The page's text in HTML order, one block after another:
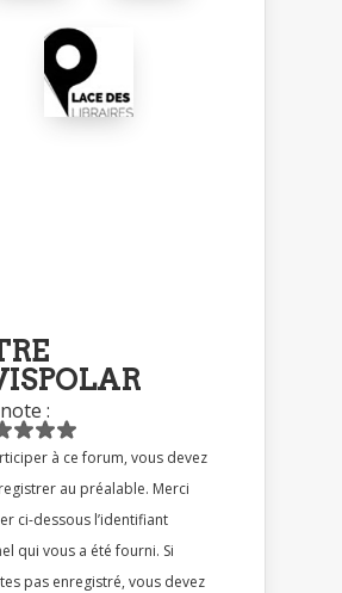
:
forum, vous devez
au préalable. Merci
ci-dessous l’identifiant
a été fourni. Si
pas enregistré, vous devez